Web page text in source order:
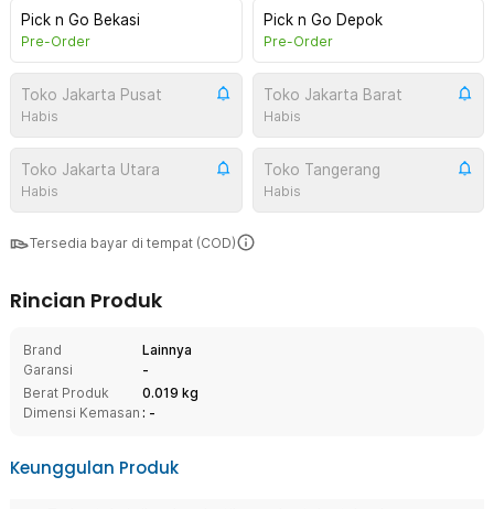
Pick n Go Bekasi
Pre-Order
Pick n Go Depok
Pre-Order
Toko Jakarta Pusat
Habis
Toko Jakarta Barat
Habis
Toko Jakarta Utara
Habis
Toko Tangerang
Habis
Tersedia bayar di tempat (COD)
Rincian Produk
Brand
Lainnya
Garansi
-
Berat Produk
0.019 kg
Dimensi Kemasan : -
Keunggulan Produk